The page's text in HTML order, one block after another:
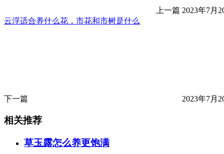
上一篇 2023年7月
云浮适合养什么花，市花和市树是什么
下一篇 2023年7月
相关推荐
草玉露怎么养更饱满